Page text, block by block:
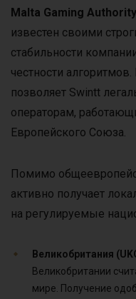
Malta Gaming
известен своими
стабильности
честности
позволяет Swintt
операторам,
Европейского Союза.
Помимо
активно получает
на регулируемые
Великобритания
Великобритании
мире. Получение